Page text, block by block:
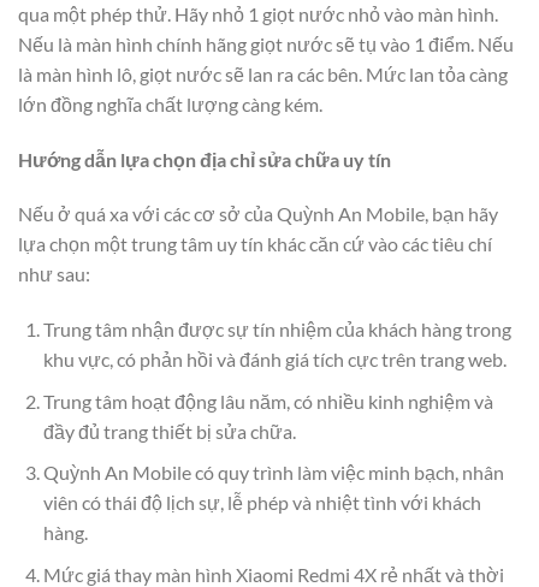
qua một phép thử. Hãy nhỏ 1 giọt nước nhỏ vào màn hình.
Nếu là màn hình chính hãng giọt nước sẽ tụ vào 1 điểm. Nếu
là màn hình lô, giọt nước sẽ lan ra các bên. Mức lan tỏa càng
lớn đồng nghĩa chất lượng càng kém.
Hướng dẫn lựa chọn địa chỉ sửa chữa uy tín
Nếu ở quá xa với các cơ sở của Quỳnh An Mobile, bạn hãy
lựa chọn một trung tâm uy tín khác căn cứ vào các tiêu chí
như sau:
Trung tâm nhận được sự tín nhiệm của khách hàng trong
khu vực, có phản hồi và đánh giá tích cực trên trang web.
Trung tâm hoạt động lâu năm, có nhiều kinh nghiệm và
đầy đủ trang thiết bị sửa chữa.
Quỳnh An Mobile có quy trình làm việc minh bạch, nhân
viên có thái độ lịch sự, lễ phép và nhiệt tình với khách
hàng.
Mức giá thay màn hình Xiaomi Redmi 4X rẻ nhất và thời